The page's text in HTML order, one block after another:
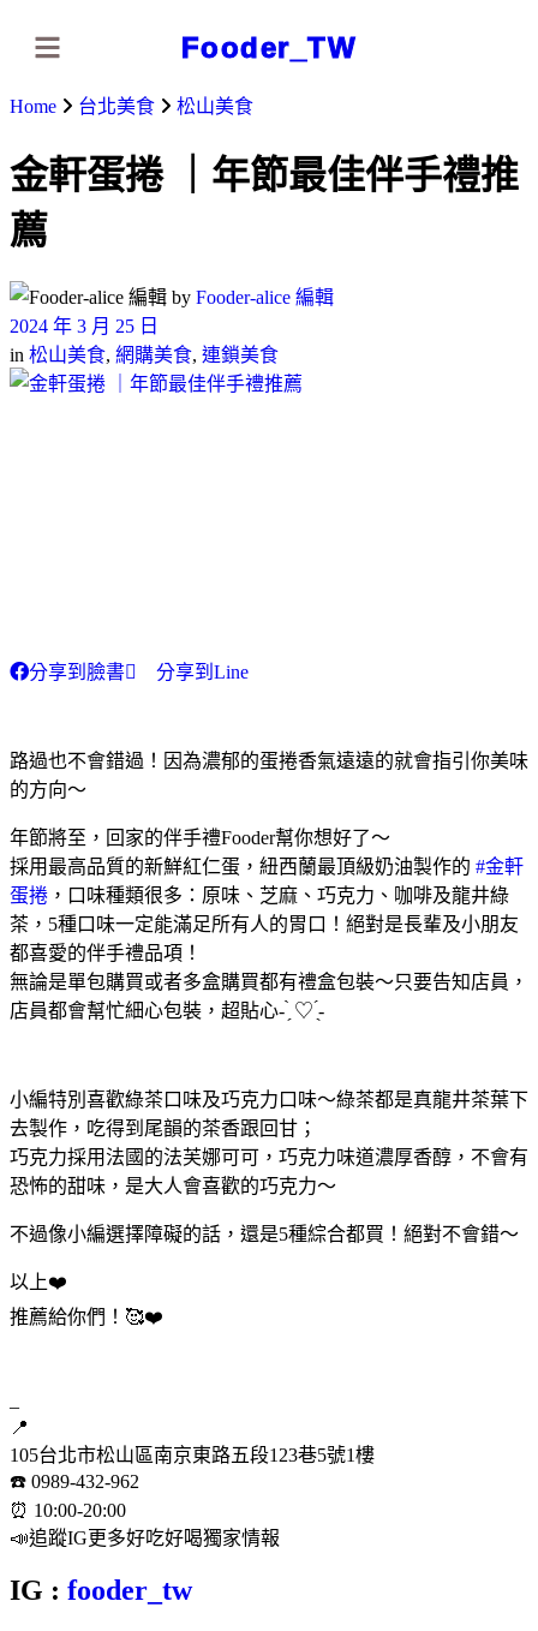
Fooder_TW
Home 台北美食 松山美食
金軒蛋捲 ｜年節最佳伴手禮推
薦
by Fooder-alice 編輯
2024 年 3 月 25 日
in 松山美食, 網購美食, 連鎖美食
分享到臉書 分享到Line
路過也不會錯過！因為濃郁的蛋捲香氣遠遠的就會指引你美味
的方向～
年節將至，回家的伴手禮Fooder幫你想好了～
採用最高品質的新鮮紅仁蛋，紐西蘭最頂級奶油製作的 #金軒
蛋捲 ，口味種類很多：原味、芝麻、巧克力、咖啡及龍井綠
茶，5種口味一定能滿足所有人的胃口！絕對是長輩及小朋友
都喜愛的伴手禮品項！
無論是單包購買或者多盒購買都有禮盒包裝～只要告知店員，
店員都會幫忙細心包裝，超貼心- ̗̀ ♡ ̖́-
小編特別喜歡綠茶口味及巧克力口味～綠茶都是真龍井茶葉下
去製作，吃得到尾韻的茶香跟回甘；
巧克力採用法國的法芙娜可可，巧克力味道濃厚香醇，不會有
恐怖的甜味，是大人會喜歡的巧克力～
不過像小編選擇障礙的話，還是5種綜合都買！絕對不會錯～
以上❤️
推薦給你們！🥰❤️
–
📍
105台北市松山區南京東路五段123巷5號1樓
☎️ 0989-432-962
⏰ 10:00-20:00
📣追蹤IG更多好吃好喝獨家情報
IG : fooder_tw